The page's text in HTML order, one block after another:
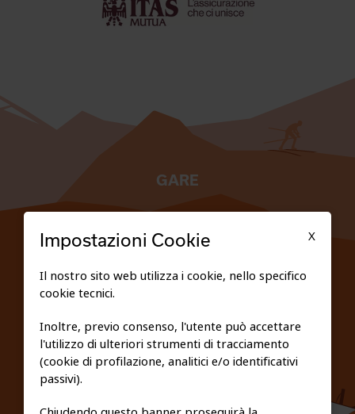
GARE
PRIVACY E COOKIE POLICY
X
Impostazioni Cookie
Il nostro sito web utilizza i cookie, nello specifico
cookie tecnici.
Inoltre, previo consenso, l'utente può accettare
l'utilizzo di ulteriori strumenti di tracciamento
(cookie di profilazione, analitici e/o identificativi
passivi).